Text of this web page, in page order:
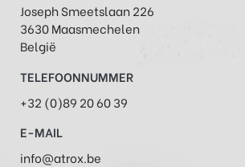
Joseph Smeetslaan 226
3630 Maasmechelen
België
TELEFOONNUMMER
+32 (0)89 20 60 39
E-MAIL
info@atrox.be